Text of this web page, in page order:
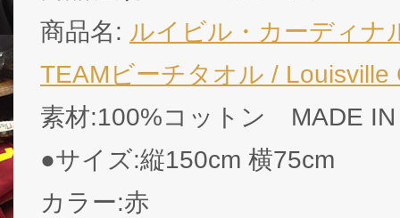
商品名: ルイビル・カーディナ
TEAMビーチタオル / Louisville
素材:100%コットン MADE IN
●サイズ:縦150cm 横75cm
カラー:赤